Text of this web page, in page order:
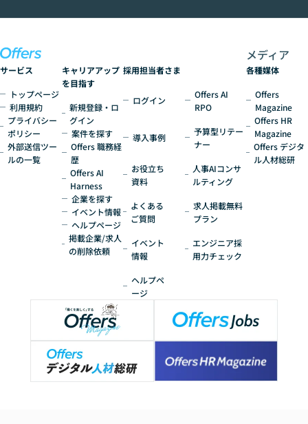
いう方にこそ参加いただきたいイベントで
サービス
トップページ
利用規約
プライバシー
ポリシー
外部送信ツー
ルの一覧
キャリアアップ
を目指す
新規登録・ロ
グイン
案件を探す
Offers 職務経
歴
Offers AI
Harness
企業を探す
イベント情報
ヘルプページ
掲載企業/求人
の削除依頼
採用担当者さま
ログイン
導入事例
お役立ち
資料
よくある
ご質問
イベント
情報
ヘルプペ
ージ
Offers AI
RPO
予算型リテー
ナー
人事AIコンサ
ルティング
求人掲載無料
プラン
エンジニア採
用力チェック
メディア
各種媒体
Offers
Magazine
Offers HR
Magazine
Offers デジタ
ル人材総研